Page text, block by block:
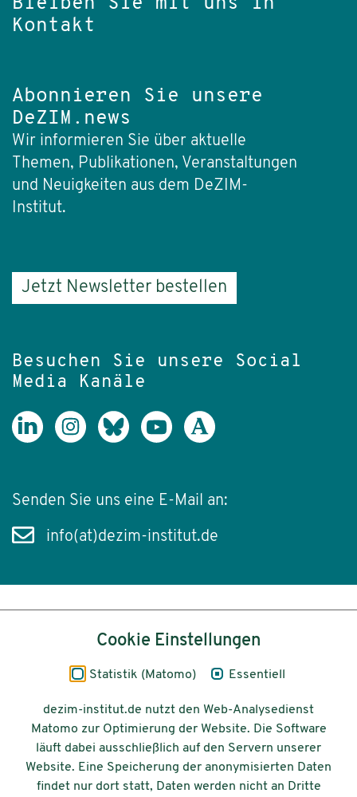
Kontakt
Abonnieren Sie unsere
DeZIM.news
Wir informieren Sie über aktuelle
Themen, Publikationen, Veranstaltungen
und Neuigkeiten aus dem DeZIM-
Institut.
Jetzt Newsletter bestellen
Besuchen Sie unsere Social
Media Kanäle
Senden Sie uns eine E-Mail an:
info(at)dezim-institut.de
Impressum
Datenschutz
Barrierefreiheit
© 2026 Deutsches Zentrum für
Integrations-
Cookie Einstellungen
Statistik (Matomo) Essentiell
dezim-institut.de nutzt den Web-Analysedienst
Matomo zur Optimierung der Website. Die Software
läuft dabei ausschließlich auf den Servern unserer
Website. Eine Speicherung der anonymisierten Daten
findet nur dort statt, Daten werden nicht an Dritte